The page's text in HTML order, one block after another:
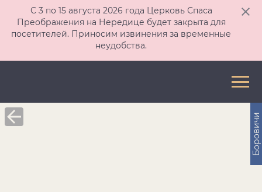
С 3 по 15 августа 2026 года Церковь Спаса
Преображения на Нередице будет закрыта для
посетителей. Приносим извинения за временные
неудобства.
Боровичи